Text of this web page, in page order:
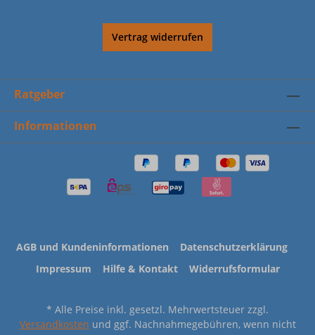
Vertrag widerrufen
Ratgeber
Informationen
AGB und Kundeninformationen
Datenschutzerklärung
Impressum
Hilfe & Kontakt Widerrufsformular
* Alle Preise inkl. gesetzl. Mehrwertsteuer zzgl.
Versandkosten und ggf. Nachnahmegebühren, wenn nicht